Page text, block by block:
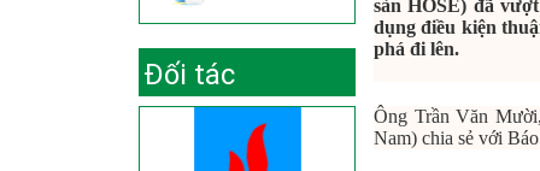
Đối tác
sàn HOSE) đã
dụng điều kiện
phá đi lên.
Ông Trần Văn
Nam) chia sẻ với